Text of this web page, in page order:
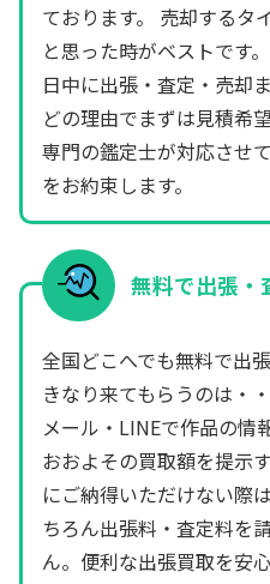
ております。 売却するタ
と思った時がベストです
日中に出張・査定・売却
どの理由でまずは見積希
専門の鑑定士が対応させ
をお約束します。
無料で出張・
全国どこへでも無料で出
きなり来てもらうのは・
メール・LINEで作品の情
おおよその買取額を提示
にご納得いただけない際
ちろん出張料・査定料を
ん。便利な出張買取を安